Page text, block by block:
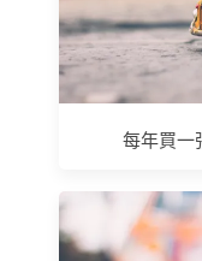
每年買一